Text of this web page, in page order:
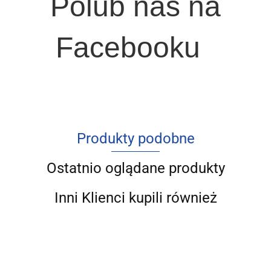
Facebooku
Produkty podobne
Ostatnio oglądane produkty
Inni Klienci kupili również